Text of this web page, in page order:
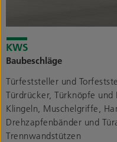
Baubeschläge
Türfeststeller und
Türdrücker, Türknöpfe
Klingeln, Muschelgriffe,
Drehzapfenbänder und
Trennwandstützen